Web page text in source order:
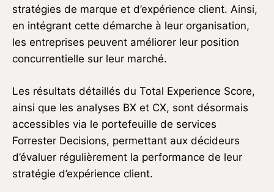
stratégies de marque et d’expérience client. Ainsi,
en intégrant cette démarche à leur organisation,
les entreprises peuvent améliorer leur position
concurrentielle sur leur marché.
Les résultats détaillés du Total Experience Score,
ainsi que les analyses BX et CX, sont désormais
accessibles via le portefeuille de services
Forrester Decisions, permettant aux décideurs
d’évaluer régulièrement la performance de leur
stratégie d’expérience client.